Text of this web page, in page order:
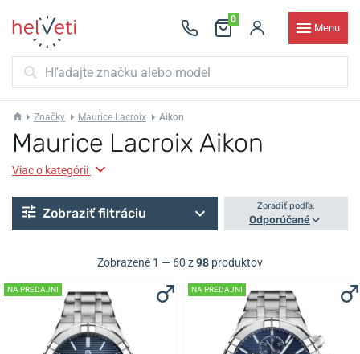
0
Menu
Značky Maurice Lacroix Aikon
Maurice Lacroix Aikon
Viac o kategórii
Zobraziť filtráciu Zoradiť podľa:
Odporúčané
Zobrazené 1 — 60 z98 produktov
NA PREDAJNI NA PREDAJNI